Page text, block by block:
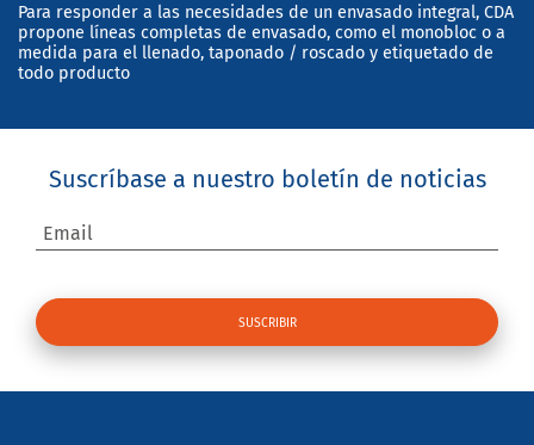
Para responder a las necesidades de un envasado integral, CDA
propone líneas completas de envasado, como el monobloc o a
medida para el llenado, taponado / roscado y etiquetado de
todo producto
Suscríbase a nuestro boletín de noticias
Email